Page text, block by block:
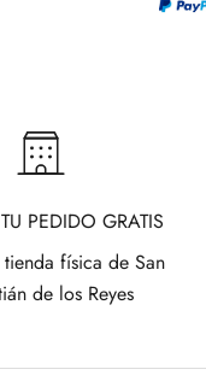
PEDIDO GRATIS
tienda física de San
de los Reyes